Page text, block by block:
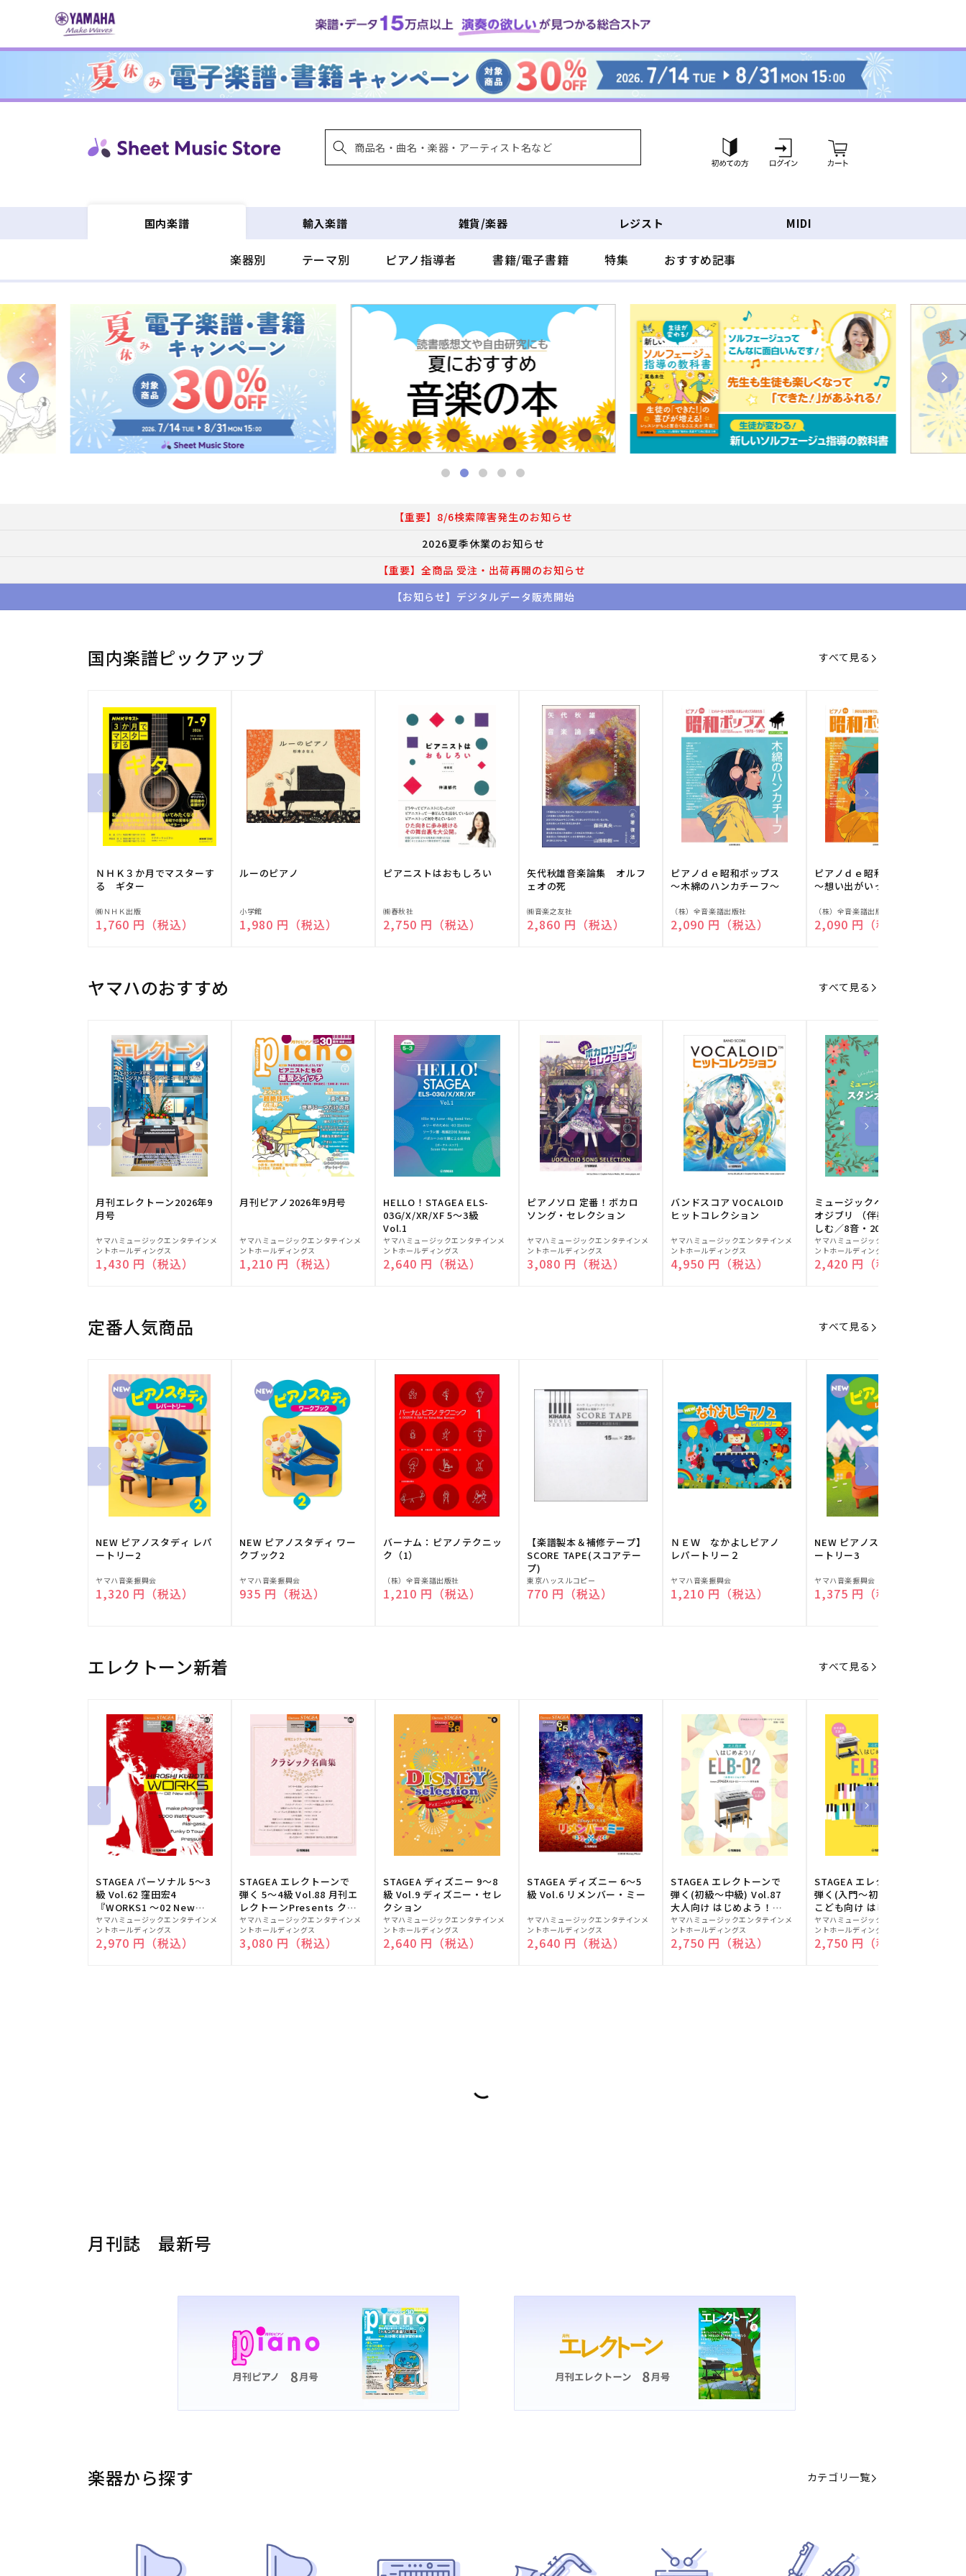
ンツに
グ
イ
ー
ト
国内楽譜
楽器別 テーマ別 ピアノ指導者 書籍/電子書籍 特集 おすすめ記事
輸入楽譜 雑貨/楽器 レジスト MIDI
【重要】8/6検索障害発生のお知らせ
2026夏季休業のお知らせ
【重要】全商品 受注・出荷再開のお知らせ
【お知らせ】デジタルデータ販売開始
国内楽譜ピックアップ すべて見る
ＮＨＫ３か月でマスターす
る ギター
販
売
㈱ＮＨＫ出版
通常価格
1,760 円（税込）
ルーのピアノ
販
売
小学館
通常価格
1,980 円（税込）
ピアニストはおもしろい
販
売
㈱春秋社
通常価格
2,750 円（税込）
矢代秋雄音楽論集 オルフ
ェオの死
販
売
㈱音楽之友社
通常価格
2,860 円（税込）
ピアノｄｅ昭和ポップス
～木綿のハンカチーフ～
販
売
（株）全音楽譜出版社
通常価格
2,090 円（税込）
ピアノｄｅ昭和ポップス
～想い出がいっぱい～
販
売
（株）全音楽譜出版社
通常価格
2,090 円（税込）
ヤマハのおすすめ すべて見る
月刊エレクトーン2026年9
月号
販
売
元:
ヤマハミュージックエンタテインメ
ントホールディングス
通常価格
1,430 円（税込）
月刊ピアノ2026年9月号
販
売
元:
ヤマハミュージックエンタテインメ
ントホールディングス
通常価格
1,210 円（税込）
HELLO！STAGEA ELS-
03G/X/XR/XF 5～3級
Vol.1
販
売
元:
ヤマハミュージックエンタテインメ
ントホールディングス
通常価格
2,640 円（税込）
ピアノソロ 定番！ボカロ
ソング・セレクション
販
売
元:
ヤマハミュージックエンタテインメ
ントホールディングス
通常価格
3,080 円（税込）
バンドスコア VOCALOID
ヒットコレクション
販
売
元:
ヤマハミュージックエンタテインメ
ントホールディングス
通常価格
4,950 円（税込）
ミュージックベルでスタジ
オジブリ （伴奏音源と楽
しむ／8音・20音ベル対応
／ドレミふりがな付）
販
売
元:
ヤマハミュージックエンタテインメ
ントホールディングス
通常価格
2,420 円（税込）
定番人気商品 すべて見る
NEW ピアノスタディ レパ
ートリー2
販
売
ヤマハ音楽振興会
通常価格
1,320 円（税込）
NEW ピアノスタディ ワー
クブック2
販
売
ヤマハ音楽振興会
通常価格
935 円（税込）
バーナム：ピアノテクニッ
ク（1）
販
売
（株）全音楽譜出版社
通常価格
1,210 円（税込）
【楽譜製本＆補修テープ】
SCORE TAPE(スコアテー
プ)
販
売
東京ハッスルコピー
通常価格
770 円（税込）
ＮＥＷ なかよしピアノ
レパートリー２
販
売
ヤマハ音楽振興会
通常価格
1,210 円（税込）
NEW ピアノスタディ レパ
ートリー3
販
売
ヤマハ音楽振興会
通常価格
1,375 円（税込）
エレクトーン新着 すべて見る
STAGEA パーソナル 5～3
級 Vol.62 窪田宏4
『WORKS1 ～02 New
edition～』
販
売
元:
ヤマハミュージックエンタテインメ
ントホールディングス
通常価格
2,970 円（税込）
STAGEA エレクトーンで
弾く 5～4級 Vol.88 月刊エ
レクトーンPresents クラ
シック名曲集
販
売
元:
ヤマハミュージックエンタテインメ
ントホールディングス
通常価格
3,080 円（税込）
STAGEA ディズニー 9～8
級 Vol.9 ディズニー・セレ
クション
販
売
元:
ヤマハミュージックエンタテインメ
ントホールディングス
通常価格
2,640 円（税込）
STAGEA ディズニー 6～5
級 Vol.6 リメンバー・ミー
販
売
元:
ヤマハミュージックエンタテインメ
ントホールディングス
通常価格
2,640 円（税込）
STAGEA エレクトーンで
弾く(初級～中級) Vol.87
大人向け はじめよう！
ELB-02(楽器のトリセツ
付)
販
売
元:
ヤマハミュージックエンタテインメ
ントホールディングス
通常価格
2,750 円（税込）
STAGEA エレクトーンで
弾く(入門～初級) Vol.86
こども向け はじめよう！
ELB-02(楽器のトリセツ
付)
販
売
元:
ヤマハミュージックエンタテインメ
ントホールディングス
通常価格
2,750 円（税込）
月刊誌 最新号
楽器から探す カテゴリ一覧